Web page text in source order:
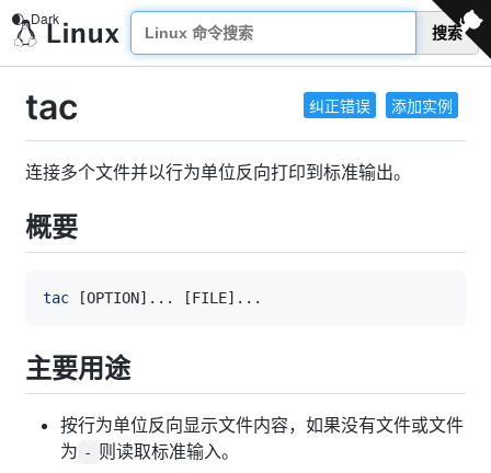
搜索
纠正错误 添加实例
tac
连接多个文件并以行为单位反向打印到标准输出。
概要
tac [OPTION] .. . [FILE] ..
主要用途
按行为单位反向显示文件内容，如果没有文件或文件
为 - 则读取标准输入。